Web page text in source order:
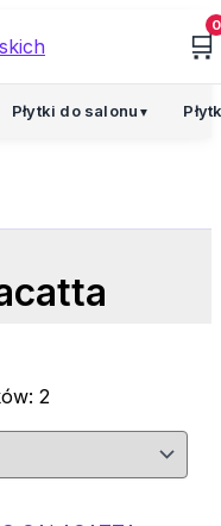
🛒
0
Płytki do salonu ▼
2